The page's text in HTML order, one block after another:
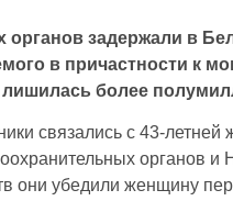
задержали в
в причастности к
лишилась более
связались с 43-летней
органов и
они убедили женщину